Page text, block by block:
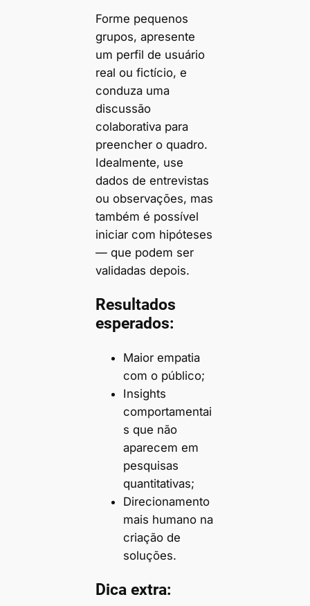
Forme pequenos
grupos, apresente
um perfil de usuário
real ou fictício, e
conduza uma
discussão
colaborativa para
preencher o quadro.
Idealmente, use
dados de entrevistas
ou observações, mas
também é possível
iniciar com hipóteses
— que podem ser
validadas depois.
Resultados
esperados:
Maior empatia
com o público;
Insights
comportamentai
s que não
aparecem em
pesquisas
quantitativas;
Direcionamento
mais humano na
criação de
soluções.
Dica extra: